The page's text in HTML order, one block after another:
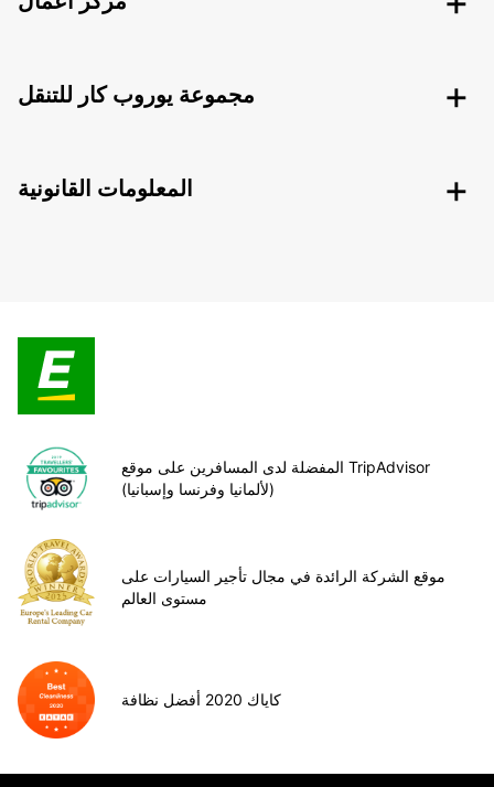
مجموعة يوروب كار للتنقل
المعلومات القانونية
المفضلة لدى المسافرين على موقع TripAdvisor
(لألمانيا وفرنسا وإسبانيا)
موقع الشركة الرائدة في مجال تأجير السيارات على
مستوى العالم
كاياك 2020 أفضل نظافة